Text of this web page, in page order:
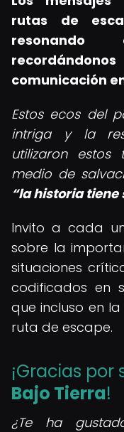
rutas de
comunicación
Estos ecos del
intriga y la
utilizaron estos
medio de
la historia tiene
Invito a cada
sobre la
situaciones
codificados en
que incluso en
ruta de escape.
¡Gracias por
Bajo Tierra!
¿Te ha